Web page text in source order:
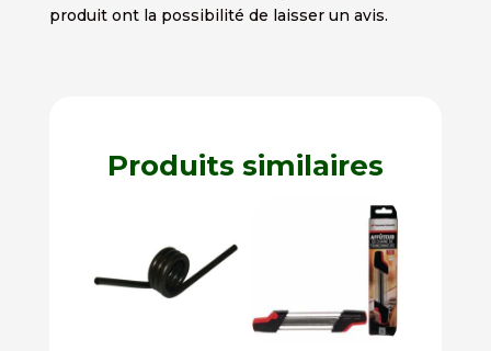
produit ont la possibilité de laisser un avis.
Produits similaires